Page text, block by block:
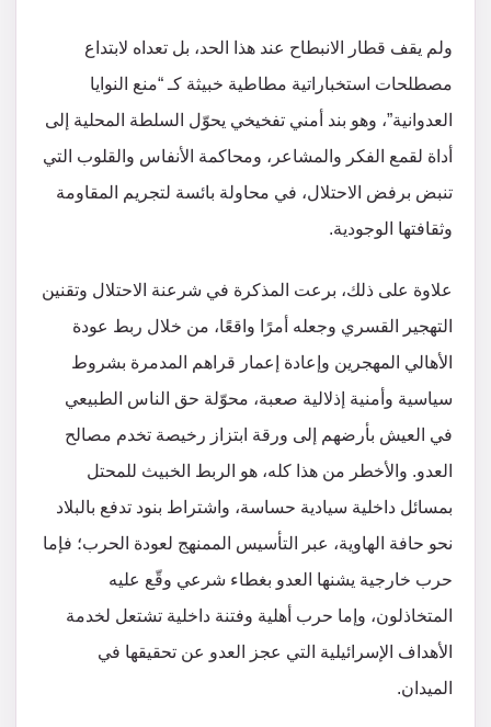
ولم يقف قطار الانبطاح عند هذا الحد، بل تعداه لابتداع
مصطلحات استخباراتية مطاطية خبيثة كـ “منع النوايا
العدوانية”، وهو بند أمني تفخيخي يحوّل السلطة المحلية إلى
أداة لقمع الفكر والمشاعر، ومحاكمة الأنفاس والقلوب التي
تنبض برفض الاحتلال، في محاولة بائسة لتجريم المقاومة
وثقافتها الوجودية.
علاوة على ذلك، برعت المذكرة في شرعنة الاحتلال وتقنين
التهجير القسري وجعله أمرًا واقعًا، من خلال ربط عودة
الأهالي المهجرين وإعادة إعمار قراهم المدمرة بشروط
سياسية وأمنية إذلالية صعبة، محوّلة حق الناس الطبيعي
في العيش بأرضهم إلى ورقة ابتزاز رخيصة تخدم مصالح
العدو. والأخطر من هذا كله، هو الربط الخبيث للمحتل
بمسائل داخلية سيادية حساسة، واشتراط بنود تدفع بالبلاد
نحو حافة الهاوية، عبر التأسيس الممنهج لعودة الحرب؛ فإما
حرب خارجية يشنها العدو بغطاء شرعي وقّع عليه
المتخاذلون، وإما حرب أهلية وفتنة داخلية تشتعل لخدمة
الأهداف الإسرائيلية التي عجز العدو عن تحقيقها في
الميدان.